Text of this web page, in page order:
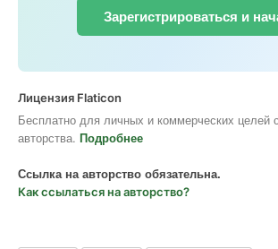
Зарегистрироваться и
Лицензия Flaticon
Бесплатно для личных и коммерческих целей
авторства. Подробнее
Ссылка на авторство обязательна.
Как ссылаться на авторство?